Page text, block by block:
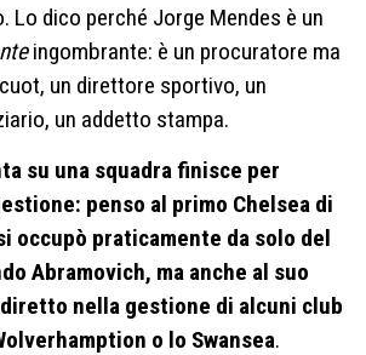
Lo dico perché Jorge Mendes è un
ingombrante: è un procuratore ma
un direttore sportivo, un
un addetto stampa.
su una squadra finisce per
penso al primo Chelsea di
occupò praticamente da solo del
Abramovich, ma anche al suo
nella gestione di alcuni club
o lo Swansea.